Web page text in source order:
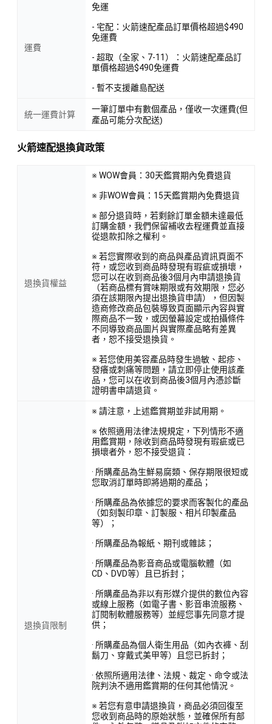
運費
免運
- 宅配：火箭速配產品訂單價格超過$490
免運費
- 超取（全家、7-11）：火箭速配產品訂
單價格超過$490免運費
- 暫不支援離島配送
統一運費計算
一筆訂單中有數個產品，僅收一次運費(但
產品可能分次配送)
火箭速配退換貨政策
退換貨權益
※ WOW會員：30天鑑賞期內免費退貨
※ 非WOW會員：15天鑑賞期內免費退貨
※ 部分退貨時，若剩餘訂單金額未達最低
訂購金額，我們保留補收去程運費並直接
從退款扣除之權利。
※ 若您實際收到的商品與產品資訊頁面不
符，或您收到商品時發現有瑕疵或損壞，
您可以在收到商品後3個月內申請退換貨
（若商品標有賞味期限或有效期限，您必
須在該期限內提出退換貨申請），但因製
造商修改商品包裝導致頁面顯示內容與實
際商品不一致，或因螢幕設定或拍攝條件
不同導致商品圖片與實際產品略有差異
者，恕不接受退換貨。
※ 若您使用美容產品時發生過敏、起疹、
發癢或刺痛等問題，請立即停止使用該產
品，您可以在收到商品後3個月內憑診斷
證明書申請退貨。
退換貨限制
※ 請注意，上述鑑賞期並非試用期。
※ 依照適用法律法規規定，下列情形不適
用鑑賞期，除收到商品時發現有瑕疵或已
損壞者外，恕不接受退貨：
· 所購產品為生鮮易腐類、保存期限很短或
您取消訂單時即將過期的產品；
· 所購產品為依據您的要求而客製化的產品
（如刻製印章、訂製服、相片印製產品
等）；
· 所購產品為報紙、期刊或雜誌；
· 所購產品為影音商品或電腦軟體（如
CD、DVD等）且已拆封；
· 所購產品為非以有形媒介提供的數位內容
或線上服務（如電子書、影音串流服務、
訂閱制軟體服務等）並經您事先同意才提
供；
· 所購產品為個人衛生用品（如內衣褲、刮
鬍刀、穿戴式美甲等）且您已拆封；
· 依照所適用法律、法規、裁定、命令或法
院判決不適用鑑賞期的任何其他情況。
※ 若您有意申請退換貨，商品必須回復至
您收到商品時的原始狀態，並確保所有部